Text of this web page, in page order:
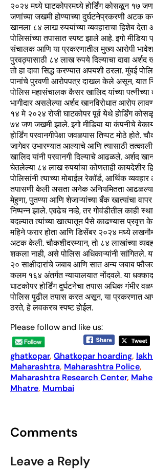
२०२४ मध्ये घाटकोपरमध्ये होर्डिंग कोसळून १७
जणांच्या जखमी होण्याच्या दुर्घटनेप्रकरणी अटक
खानला ८४ लाख रुपयांच्या व्यवहाराचा हिशेब
पोलिसांच्या तपासात स्पष्ट झाले आहे. इगो मीडिया
संचालक आणि या प्रकरणातील मुख्य आरोपी भावेश
पुरवठ्यासाठी ८४ लाख रुपये दिल्याचा दावा अर्शद
तो हा दावा सिद्ध करण्यात अपयशी ठरला. मुंबई
पानांचे पुरवणी आरोपपत्र दाखल केले असून, यात
पोलिस महासंचालक कैसर खालिद यांच्या
भागीदार असलेल्या अर्शद खानविरोधात आरोप
१४ मे २०२४ रोजी घाटकोपर पूर्व येथे होर्डिंग
७४ जण जखमी झाले. इगो मीडिया या कंपनीचे
होर्डिंग परवानगीपेक्षा जवळपास तिप्पट मोठे होते.
जागेवर उभारण्यात आल्याचे आणि त्यासाठी
खालिद यांनी परवानगी दिल्याचे आढळले. अर्शद
घेतलेल्या ८४ लाख रुपयांचा कोणताही कायदेशीर
पोलिसांनी त्याच्या मोबाईल रेकॉर्ड, आर्थिक
तपासणी केली असता अनेक अनियमितता आढळल्या.
मेहुणा, पुतण्या आणि शेजाऱ्यांच्या बँक खात्यांचा
निष्पन्न झाले. एवढेच नव्हे, तर गोवंडीतील काही
बदल्यात त्यांच्या खात्यातून पैसे काढण्यास प्रवृत्त
महिने फरार होता आणि डिसेंबर २०२४ मध्ये
अटक केली. चौकशीदरम्यान, तो ८४ लाखांच्या
शकला नाही, असे पोलिस अधिकाऱ्यांनी सांगितले.
२० साक्षीदारांचे जबाब आणि सात अन्य जबाब
कलम १६४ अंतर्गत न्यायालयात नोंदवले. या
घाटकोपर होर्डिंग दुर्घटनेचा तपास अधिक गंभीर
पोलिस पुढील तपास करत असून, या प्रकरणात
ठरते, हे लवकरच स्पष्ट होईल.
Please follow and like us:
ghatkopar, Ghatkopar hoarding,
Maharashtra, Maharashtra Police
Maharashtra Research Center,
Mhatre, Mumbai
Comments
Leave a Reply